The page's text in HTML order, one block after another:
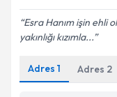
Esra Hanım işin ehli
yakınlığı kızımla...
Adres 1 Adres 2